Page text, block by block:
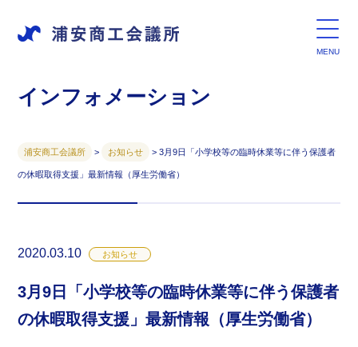
インフォメーション
浦安商工会議所 > お知らせ >3月9日「小学校等の臨時休業等に伴う保護者
の休暇取得支援」最新情報（厚生労働省）
2020.03.10 お知らせ
3月9日「小学校等の臨時休業等に伴う保護者
の休暇取得支援」最新情報（厚生労働省）